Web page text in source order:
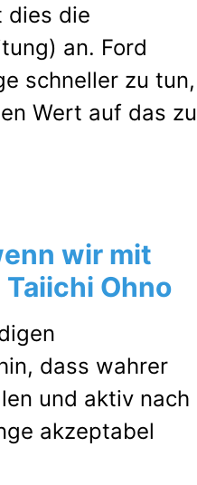
dies die
an. Ford
schneller zu tun,
Wert auf das zu
wir mit
Ohno
dass wahrer
und aktiv nach
akzeptabel